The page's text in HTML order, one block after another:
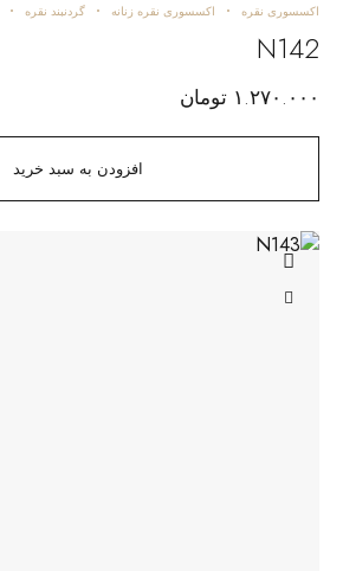
افزودن به سبد خرید
اکسسوری نقره اکسسوری نقره زنانه گردنبند نقره
N142
۱.۲۷۰.۰۰۰ تومان